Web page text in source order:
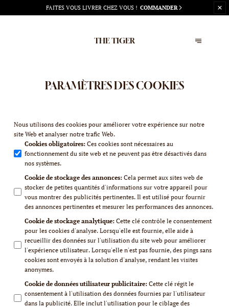
FAITES VOUS LIVRER CHEZ VOUS ! COMMANDER
THE TIGER
PARAMÈTRES DES COOKIES
Nous utilisons des cookies pour améliorer votre expérience sur notre
site Web et analyser notre trafic Web.
Cookies obligatoires: Ces cookies sont nécessaires au
fonctionnement du site web et ne peuvent pas être désactivés dans
nos systèmes.
Cookie de stockage des annonces: Cela permet aux sites web de
stocker de petites quantités d'informations sur votre appareil pour
vous montrer des publicités pertinentes. Il est utilisé pour fournir
des annonces pertinentes et mesurer les performances des annonces.
Cookie de stockage analytique: Cette clé contrôle le consentement
pour les cookies d'analyse. Lorsqu'elle est fournie, elle aide à
recueillir des données sur l'utilisation du site web pour améliorer
l'expérience utilisateur. Lorsqu'elle n'est pas fournie, des pings sans
cookies sont envoyés à la solution d'analyse, rendant les visites
anonymes.
Cookie de données utilisateur publicitaire: Cette clé régit le
consentement à l'utilisation des données fournies par l'utilisateur
dans la publicité. Elle inclut l'utilisation pour le ciblage des